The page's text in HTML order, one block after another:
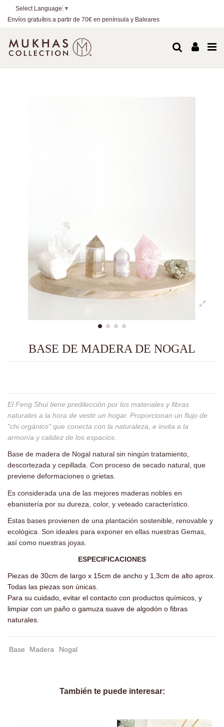
Select Language ▼
Envíos gratuítos a partir de 70€ en península y Baleares
BASE DE MADERA DE NOGAL
El Feng Shui tiene predilección por los materiales y fibras
naturales a la hora de vestir un hogar. Proporcionan un flujo de
"chi orgánico" que conecta con la naturaleza, e invita a la
armonía y calidez de los espacios.
Base de madera de Nogal natural sin ningún tratamiento,
descortezada y cepillada. Con proceso de secado natural, que
previene deformaciones o grietas.
Es considerada una de las mejores maderas nobles en
ebanistería por su dureza, color, y veteado característico.
Estas bases provienen de una plantación sostenible, renovable y
ecológica. Son ideales para exponer en ellas nuestras Gemas,
así como nuestras joyas.
ESPECIFICACIONES
Piezas de 30cm de largo x 15cm de ancho y 1,3cm de alto aprox.
Todas las piezas son únicas.
Para su cuidado, evitar el contacto con productos químicos, y
limpiar con un paño o gamuza suave de algodón o fibras
naturales.
Base Madera Nogal
También te puede interesar: